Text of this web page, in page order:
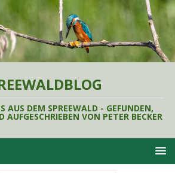
AUS DEM SPREEWALD - GEFUNDEN,
AUFGESCHRIEBEN VON PETER BECKER